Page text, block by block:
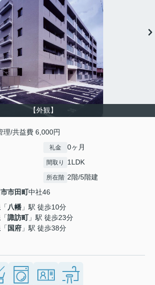
【外観】
/共益費 6,000円
礼金 0ヶ月
間取り 1LDK
所在階 2階/5階建
市田町中社46
「八幡 」駅 徒歩10分
「諏訪町」駅 徒歩23分
「 国府 」駅 徒歩38分